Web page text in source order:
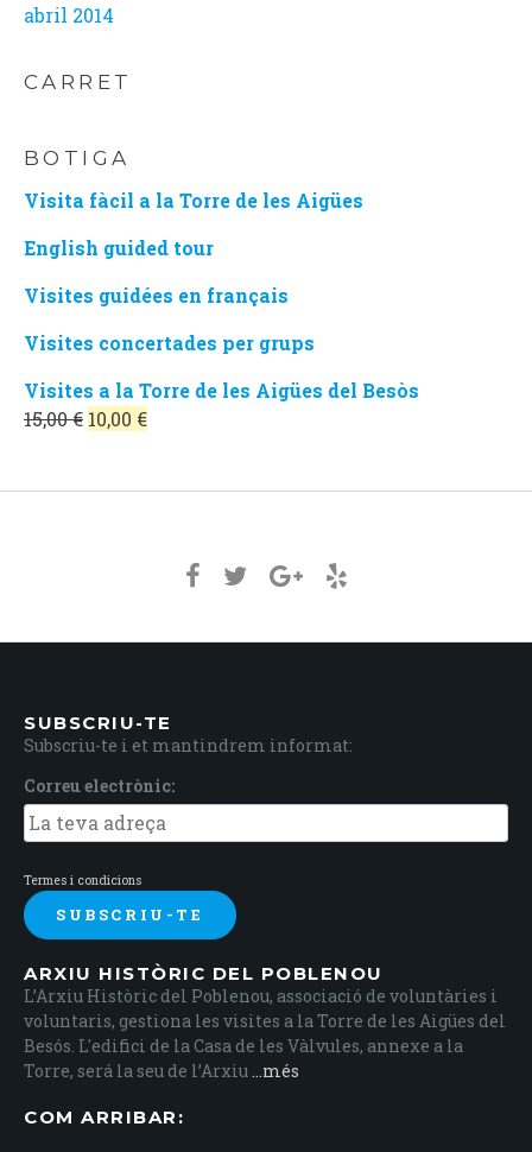
abril 2014
CARRET
BOTIGA
Visita fàcil a la Torre de les Aigües
English guided tour
Visites guidées en français
Visites concertades per grups
Visites a la Torre de les Aigües del Besòs
15,00€ El
10,00 €El
SUBSCRIU-TE
Subscriu-te i et mantindrem informat:
Correu electrònic:
Termes i condicions
ARXIU HISTÒRIC DEL POBLENOU
L’Arxiu Històric del Poblenou, associació de voluntàries i
voluntaris, gestiona les visites a la Torre de les Aigües del
Besós. L'edifici de la Casa de les Vàlvules, annexe a la
Torre, será la seu de l’Arxiu ...més
COM ARRIBAR: